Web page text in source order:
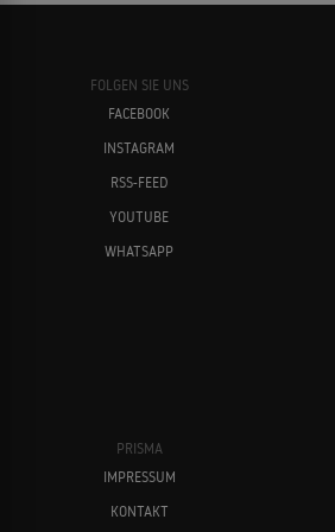
FOLGEN SIE UNS
FACEBOOK
INSTAGRAM
RSS-FEED
YOUTUBE
WHATSAPP
PRISMA
IMPRESSUM
KONTAKT